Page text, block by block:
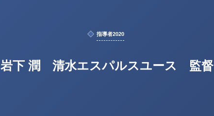
指導者2020
岩下 潤 清水エスパルスユース 監督